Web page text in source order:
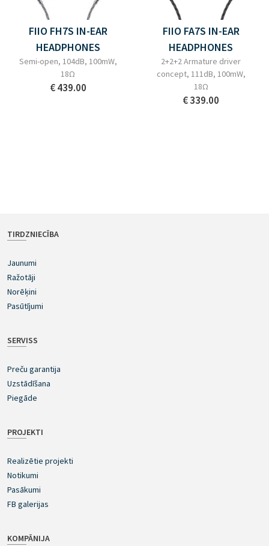
FIIO FH7S IN-EAR
HEADPHONES
Semi-open, 104dB, 100mW,
18Ω
€ 439.00
FIIO FA7S IN-EAR
HEADPHONES
2+2+2 Armature driver
concept, 111dB, 100mW,
18Ω
€ 339.00
TIRDZNIECĪBA
Jaunumi
Ražotāji
Norēķini
Pasūtījumi
SERVISS
Preču garantija
Uzstādīšana
Piegāde
PROJEKTI
Realizētie projekti
Notikumi
Pasākumi
FB galerijas
KOMPĀNIJA